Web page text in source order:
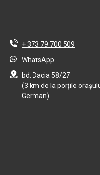
+ 373 79 700 509
WhatsApp
bd. Dacia 58/27
(3 km de la porțile
German)